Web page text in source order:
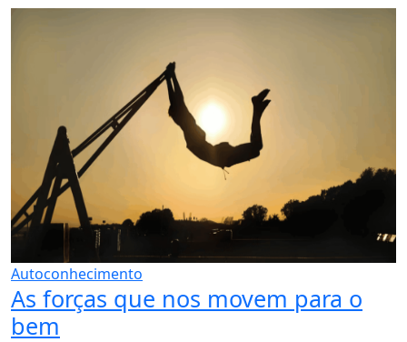
Autoconhecimento
As forças que nos movem para o
bem